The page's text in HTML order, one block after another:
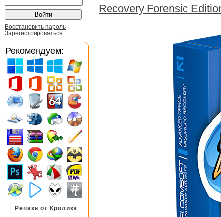
Recovery Forensic
Восстановить пароль
Зарегистрироваться
Рекомендуем:
Репаки от Кролика